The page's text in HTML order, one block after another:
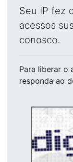
Seu IP fez
acessos
conosco.
Para liberar o
responda ao